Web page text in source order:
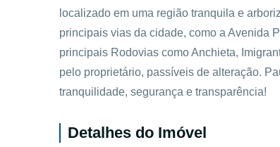
localizado em uma região tranquila e
principais vias da cidade, como a Avenida
principais Rodovias como Anchieta,
pelo proprietário, passíveis de alteração.
tranquilidade, segurança e transparência!
Detalhes do Imóvel